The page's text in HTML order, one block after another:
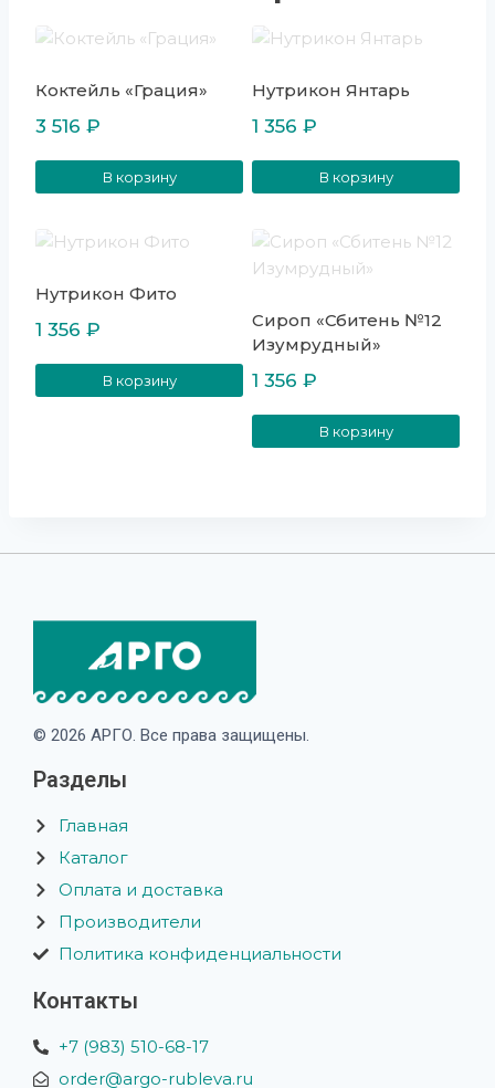
Коктейль «Грация»
3 516 ₽
В корзину
Нутрикон Янтарь
1 356 ₽
В корзину
Нутрикон Фито
1 356 ₽
В корзину
Сироп «Сбитень №12
Изумрудный»
1 356 ₽
В корзину
© 2026 АРГО. Все права защищены.
Разделы
Главная
Каталог
Оплата и доставка
Производители
Политика конфиденциальности
Контакты
+7 (983) 510-68-17
order@argo-rubleva.ru